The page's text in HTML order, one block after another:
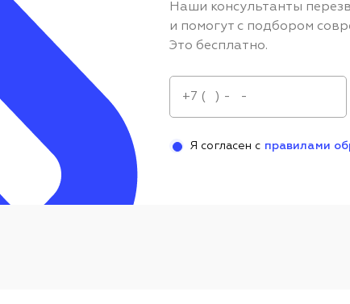
Наши консультанты
и помогут с подбором
Это бесплатно.
Я согласен с правилами